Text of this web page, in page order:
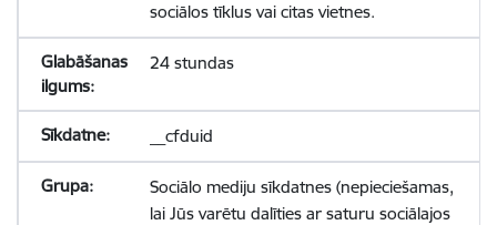
sociālos tīklus vai citas vietnes.
24 stundas
__cfduid
Sociālo mediju sīkdatnes (nepieciešamas,
lai Jūs varētu dalīties ar saturu sociālajos